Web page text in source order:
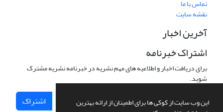
این وب سایت از کوکی ها برای اطمینان از ارائه بهترین
تماس با ما
نقشه سایت
آخرین اخبار
اشتراک خبرنامه
برای دریافت اخبار و اطلاعیه های مهم نشریه در خبرنامه نشریه مشترک
شوید.
اشتراک